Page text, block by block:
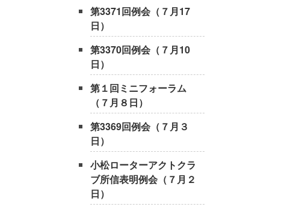
第3371回例会（７月17
日）
第3370回例会（７月10
日）
第１回ミニフォーラム
（７月８日）
第3369回例会（７月３
日）
小松ローターアクトクラ
ブ所信表明例会（７月２
日）